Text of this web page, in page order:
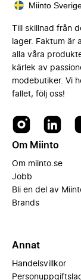
Miinto
Till skillnad från
lager. Faktum är
alla våra
kärlek av
modebutiker. Vi
fallet, följ oss!
Om Miinto
Om miinto.se
Jobb
Bli en del av
Brands
Annat
Handelsvillkor